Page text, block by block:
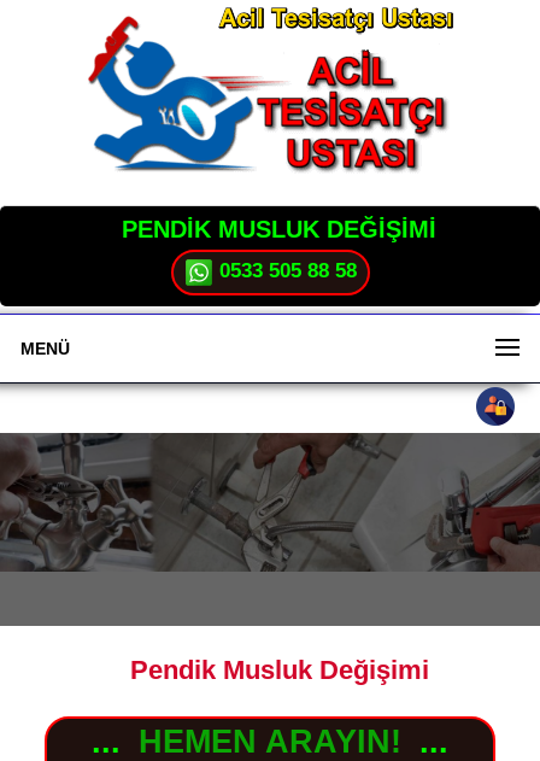
PENDİK MUSLUK DEĞİŞİMİ
0533 505 88 58
MENÜ
Pendik Musluk Değişimi
... HEMEN ARAYIN! ...